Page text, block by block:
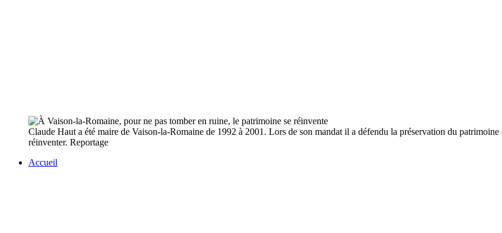
Claude Haut a été maire de Vaison-la-Romaine de 1992 à 2001. Lors de son mandat il a défendu la préservation du
réinventer. Reportage
Accueil